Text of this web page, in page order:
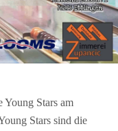
Stars am
Stars sind die